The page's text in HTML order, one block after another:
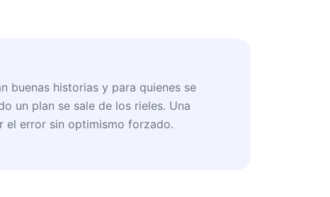
buenas historias y para quienes se
un plan se sale de los rieles. Una
el error sin optimismo forzado.